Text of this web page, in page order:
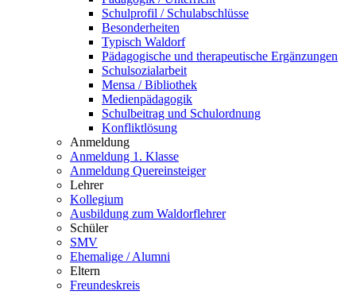
Schulprofil / Schulabschlüsse
Besonderheiten
Typisch Waldorf
Pädagogische und therapeutische Ergänzungen
Schulsozialarbeit
Mensa / Bibliothek
Medienpädagogik
Schulbeitrag und Schulordnung
Konfliktlösung
Anmeldung
Anmeldung 1. Klasse
Anmeldung Quereinsteiger
Lehrer
Kollegium
Ausbildung zum Waldorflehrer
Schüler
SMV
Ehemalige / Alumni
Eltern
Freundeskreis